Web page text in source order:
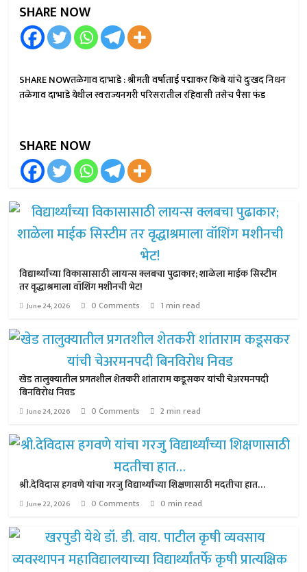
SHARE NOW
SHARE NOWतळेगाव दाभाडे : श्रीमती वर्षाताई पद्माकर किबे यांचे दुःखद निधन
तळेगाव दाभाडे येथील स्वराज्यनगरी परिसरातील रहिवासी तसेच पैसा फंड
SHARE NOW
विद्यार्थ्यांच्या विकासासाठी लायन्स क्लबचा पुढाकार; शाळेला माईक सिस्टीम
तर वृद्धाश्रमाला वॉशिंग मशीनची भेट!
June 24, 2026 0 Comments 1 min read
खेड तालुक्यातील प्रगतशील शेतकरी शांताराम कडूसकर यांची चेअरमनपदी
बिनविरोध निवड
June 24, 2026 0 Comments 2 min read
श्री.देविदास हगवणे यांचा गरजु विद्यार्थ्यांच्या शिक्षणासाठी मदतीचा हात…
June 22, 2026 0 Comments 0 min read